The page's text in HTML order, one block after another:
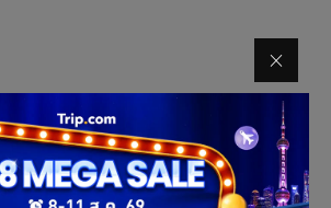
ความที่เกี่ยวข้อง